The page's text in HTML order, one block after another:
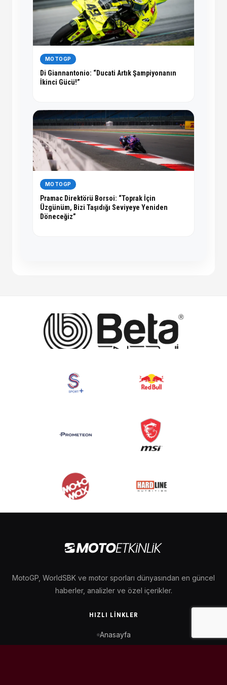
MOTOGP
Di Giannantonio: “Ducati Artık Şampiyonanın
İkinci Gücü!”
MOTOGP
Pramac Direktörü Borsoi: “Toprak İçin
Üzgünüm, Bizi Taşıdığı Seviyeye Yeniden
Döneceğiz”
MotoGP, WorldSBK ve motor sporları dünyasından en güncel
haberler, analizler ve özel içerikler.
HIZLI LINKLER
Anasayfa